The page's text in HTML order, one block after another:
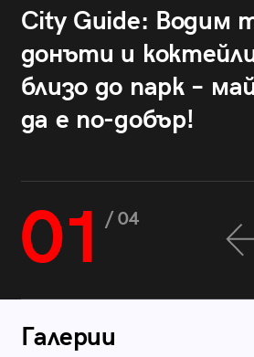
City Guide: Водим
донъти и
близо до парк –
да е по-добър!
01 / 04
Галерии